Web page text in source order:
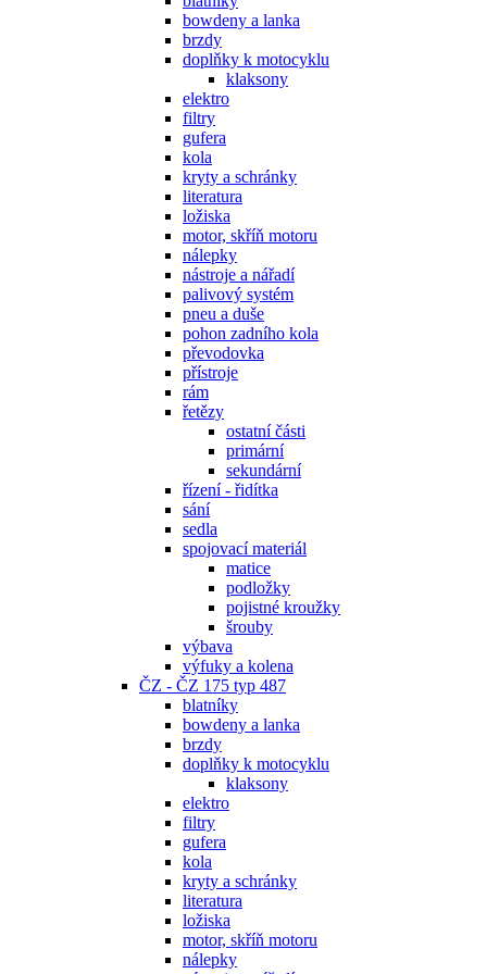
bowdeny a lanka
brzdy
doplňky k motocyklu
klaksony
elektro
filtry
gufera
kola
kryty a schránky
literatura
ložiska
motor, skříň motoru
nálepky
nástroje a nářadí
palivový systém
pneu a duše
pohon zadního kola
převodovka
přístroje
rám
řetězy
ostatní části
primární
sekundární
řízení - řidítka
sání
sedla
spojovací materiál
matice
podložky
pojistné kroužky
šrouby
výbava
výfuky a kolena
ČZ - ČZ 175 typ 487
blatníky
bowdeny a lanka
brzdy
doplňky k motocyklu
klaksony
elektro
filtry
gufera
kola
kryty a schránky
literatura
ložiska
motor, skříň motoru
nálepky